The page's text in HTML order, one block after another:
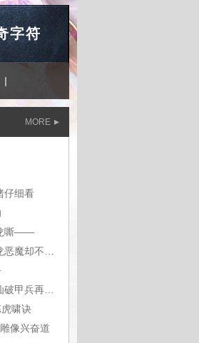
字符
|
MORE
仔细看
嘶——
啸诀
像兴奋道